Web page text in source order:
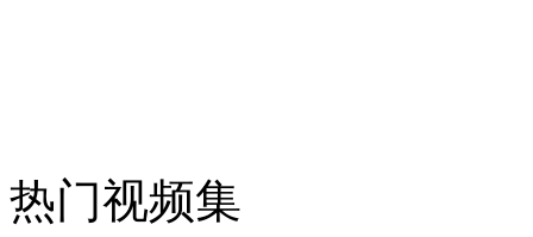
纽约上演“枕头大战”
热门视频集